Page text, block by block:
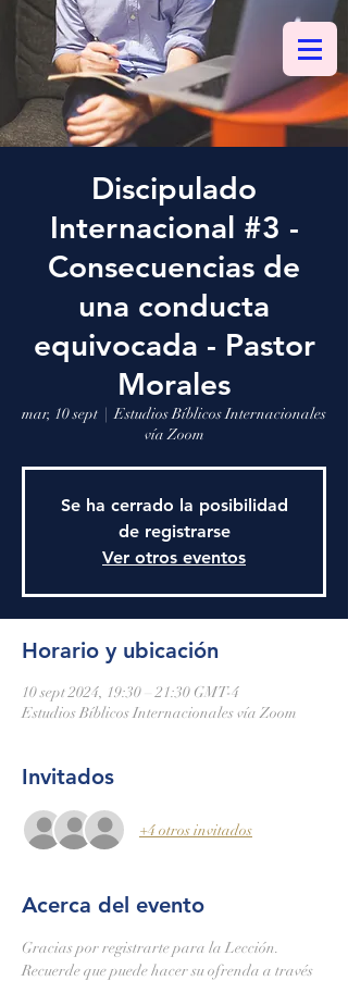
Discipulado
Internacional #3 -
Consecuencias de
una conducta
equivocada - Pastor
Morales
mar, 10 sept
  |
Estudios Bíblicos Internacionales
vía Zoom
Se ha cerrado la posibilidad
de registrarse
Ver otros eventos
Horario y ubicación
10 sept 2024, 19:30 – 21:30 GMT-4
Estudios Bíblicos Internacionales vía Zoom
Invitados
+4 otros invitados
Acerca del evento
Gracias por registrarte para la Lección.
Recuerde que puede hacer su ofrenda a través